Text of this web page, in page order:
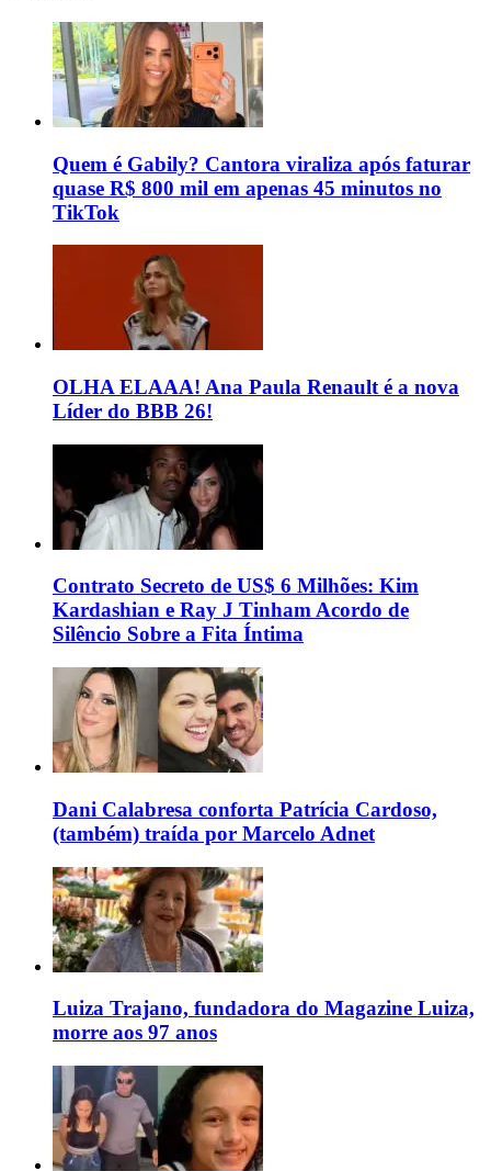
Quem é Gabily? Cantora viraliza após faturar
quase R$ 800 mil em apenas 45 minutos no
TikTok
OLHA ELAAA! Ana Paula Renault é a nova
Líder do BBB 26!
Contrato Secreto de US$ 6 Milhões: Kim
Kardashian e Ray J Tinham Acordo de
Silêncio Sobre a Fita Íntima
Dani Calabresa conforta Patrícia Cardoso,
(também) traída por Marcelo Adnet
Luiza Trajano, fundadora do Magazine Luiza,
morre aos 97 anos